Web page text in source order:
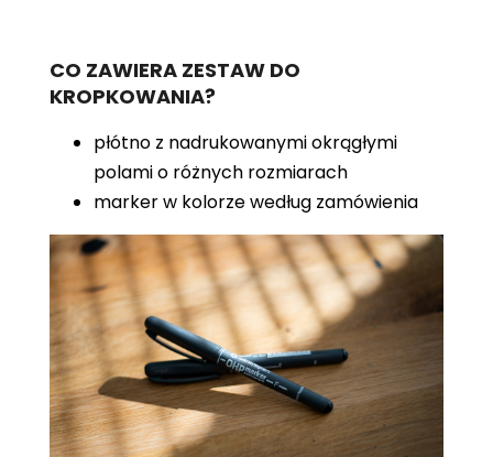
CO ZAWIERA ZESTAW DO
KROPKOWANIA?
płótno z nadrukowanymi okrągłymi
polami o różnych rozmiarach
marker w kolorze według zamówienia